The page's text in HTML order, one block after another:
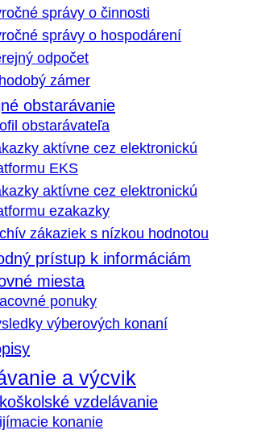
správy o činnosti
správy o hospodárení
odpočet
zámer
obstarávanie
obstarávateľa
aktívne cez elektronickú
EKS
aktívne cez elektronickú
ezakazky
zákaziek s nízkou hodnotou
prístup k informáciám
miesta
ponuky
výberových konaní
a výcvik
vzdelávanie
konanie